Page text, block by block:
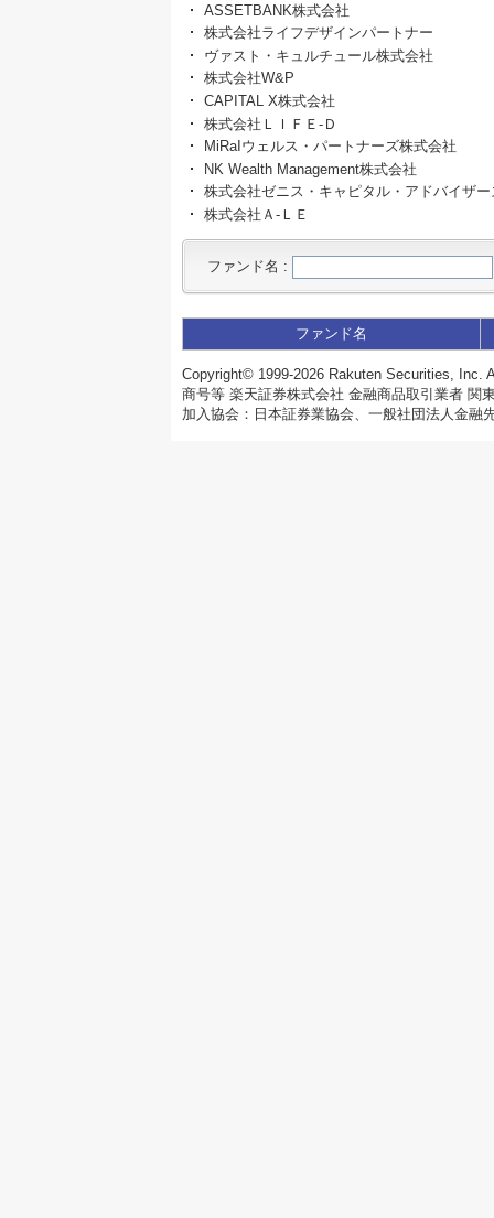
ASSETBANK株式会社
株式会社ライフデザインパートナー
ヴァスト・キュルチュール株式会社
株式会社W&P
CAPITAL X株式会社
株式会社ＬＩＦＥ‐Ｄ
MiRaIウェルス・パートナーズ株式会社
NK Wealth Management株式会社
株式会社ゼニス・キャピタル・アドバイザー
株式会社Ａ‐ＬＥ
ファンド名 :
ファンド名
Copyright© 1999-2026 Rakuten Securities, Inc.
商号等 楽天証券株式会社 金融商品取引業者 関
加入協会：日本証券業協会、一般社団法人金融